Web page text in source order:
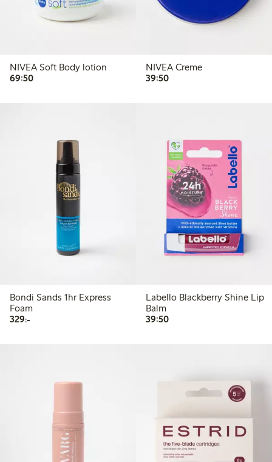
NIVEA Soft Body lotion
69:5069,50 kr
NIVEA Creme
39:5039,50 kr
Bondi Sands 1hr Express
Foam
329:-329,00 kr
Labello Blackberry Shine Lip
Balm
39:5039,50 kr